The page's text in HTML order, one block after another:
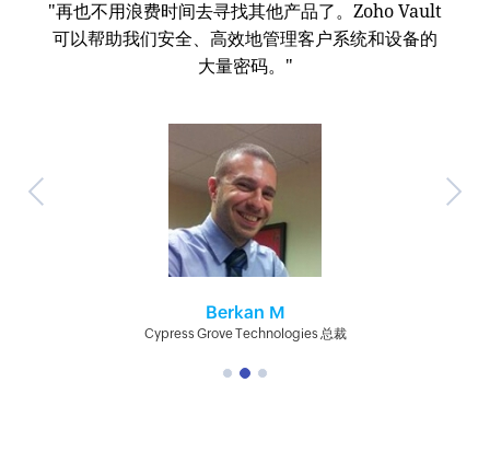
Previous
"再也不用浪费时间去寻找其他产品了。Zoho Vault
可以帮助我们安全、高效地管理客户系统和设备的
大量密码。"
Berkan M
Cypress Grove Technologies 总裁
Next